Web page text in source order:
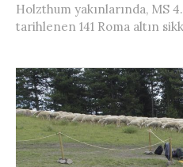
Holzthum yakınlarında, MS
tarihlenen 141 Roma altın